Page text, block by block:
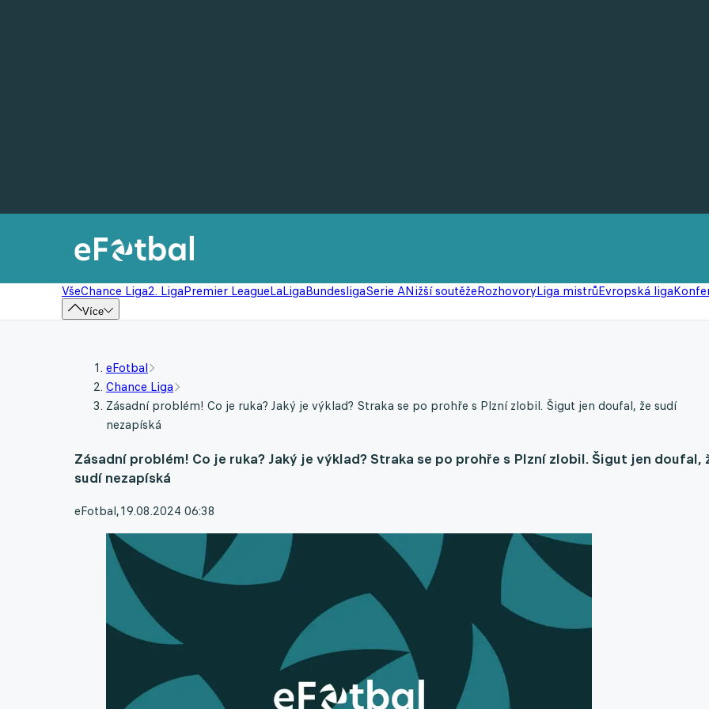
VšeChance Liga2. LigaPremier LeagueLaLigaBundesligaSerie ANižší soutěžeRozhovoryLiga mistrůEvropská liga
Více
eFotbal
Chance Liga
Zásadní problém! Co je ruka? Jaký je výklad? Straka se po prohře s Plzní zlobil. Šigut jen doufal, že sudí
nezapíská
Zásadní problém! Co je ruka? Jaký je výklad? Straka se po prohře s Plzní zlobil. Šigut jen doufal,
sudí nezapíská
eFotbal,19.08.2024 06:38